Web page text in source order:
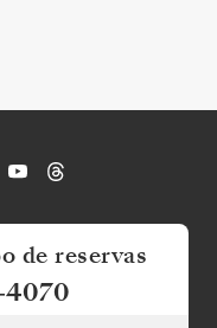
de reservas
4070